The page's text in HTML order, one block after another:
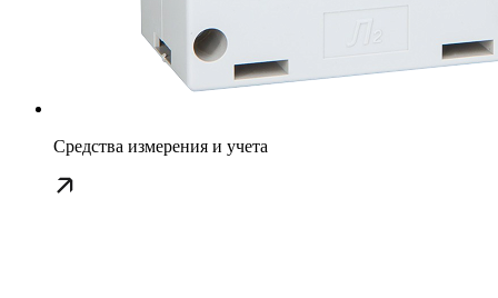
Средства измерения и учета